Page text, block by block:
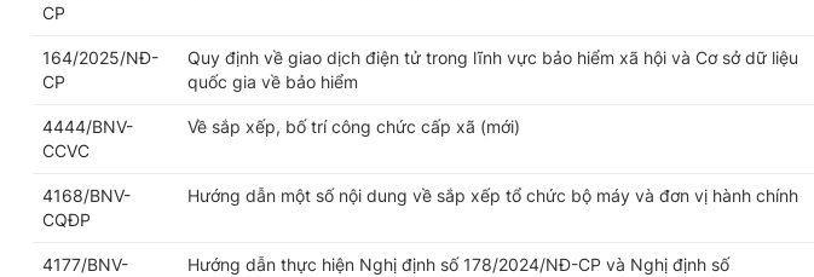
CP
164/2025/NĐ-
CP
Quy định về giao dịch điện tử trong lĩnh vực bảo hiểm xã hội và Cơ sở dữ liệu
quốc gia về bảo hiểm
4444/BNV-
CCVC
Về sắp xếp, bố trí công chức cấp xã (mới)
4168/BNV-
CQĐP
Hướng dẫn một số nội dung về sắp xếp tổ chức bộ máy và đơn vị hành chính
4177/BNV-
Hướng dẫn thực hiện Nghị định số 178/2024/NĐ-CP và Nghị định số